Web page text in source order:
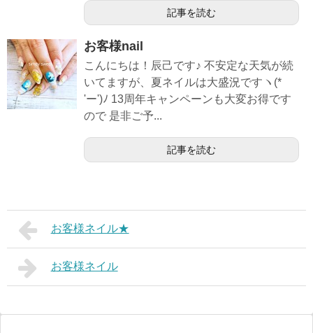
記事を読む
お客様nail
こんにちは！辰己です♪ 不安定な天気が続
いてますが、夏ネイルは大盛況ですヽ(*
'ー')ﾉ 13周年キャンペーンも大変お得です
ので 是非ご予...
記事を読む
お客様ネイル★
お客様ネイル